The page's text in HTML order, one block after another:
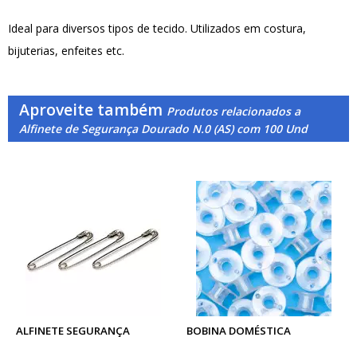
Ideal para diversos tipos de tecido. Utilizados em costura,
bijuterias, enfeites etc.
Aproveite também Produtos relacionados a
Alfinete de Segurança Dourado N.0 (AS) com 100 Und
ALFINETE SEGURANÇA BOBINA DOMÉSTICA